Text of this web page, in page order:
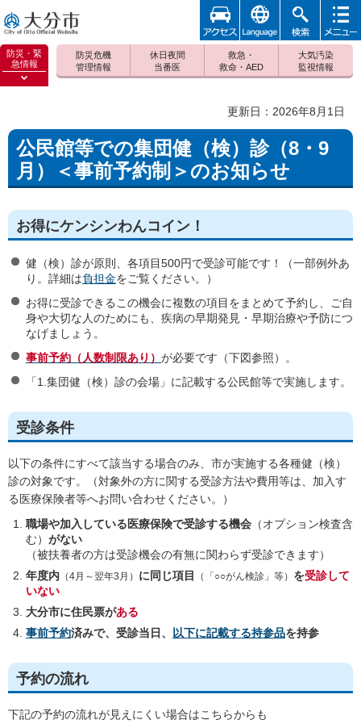
大分市
防災・緊
急情報
防災緊
防災危機
管理情報
休日夜間
当番医
救急・
救命・AED
大気汚染
監視情報
アクセ
ス
foreign 検索
メニュ
更新日：2026年8月1日
公民館等での集団健（検）診（8・9
月）＜事前予約制＞のお知らせ
お得にケンシンわんコイン！
健（検）診が原則、各項目500円で受診可能です！（一部例外あ
り。詳細は負担金をご覧ください。）
お得に受診できるこの機会に複数の項目をまとめて予約し、ご自
身や大切な人のためにも、疾病の早期発見・早期治療や予防につ
なげましょう。
事前予約（人数制限あり） が必要です（下図参照）。
「1.集団健（検）診の会場」に記載する公民館等で実施します。
受診条件
以下の条件にすべて該当する場合のみ、市が実施する各種健（検）
診の対象です。（対象外の方に関する受診方法や費用等は、加入す
る医療保険者等へお問い合わせください。）
職場や加入している医療保険で受診する機会 （オプション検査含
む） がない
（被扶養者の方は受診機会の有無に関わらず受診できます）
年度内 （4月～翌年3月） に同じ項目 （「○○がん検診」等） を受診して
いない
大分市に住民票がある
事前予約済みで、受診当日、 以下に記載する持参品を持参
予約の流れ
下記の予約の流れが見えにくい場合はこちらからも